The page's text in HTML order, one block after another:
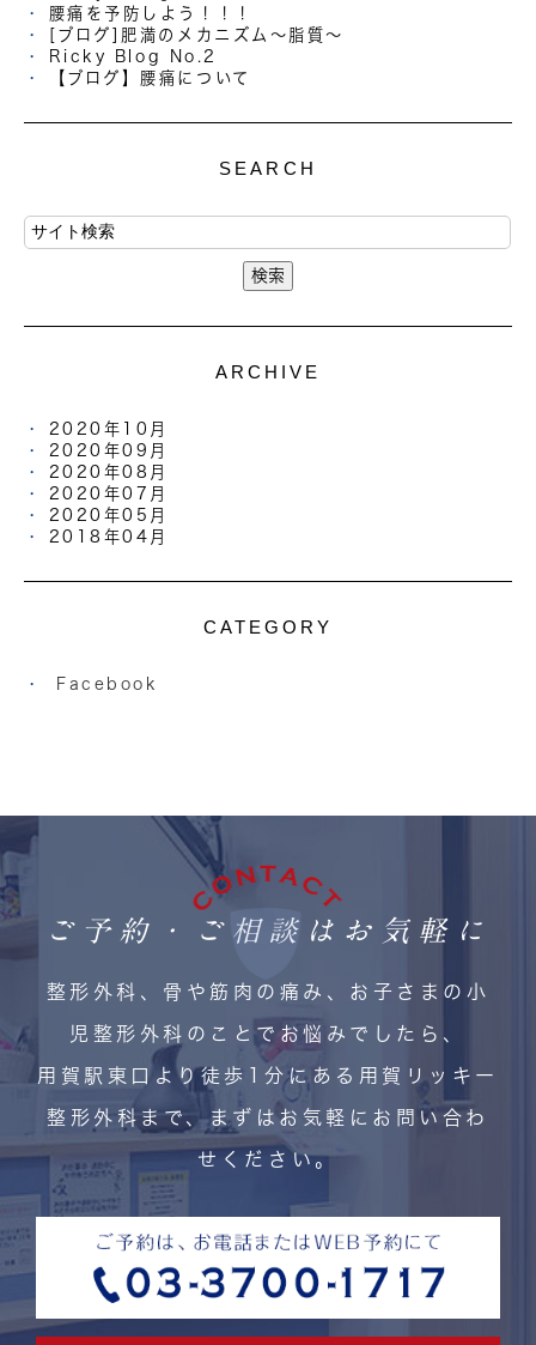
腰痛を予防しよう！！！
[ブログ]肥満のメカニズム～脂質～
Ricky Blog No.2
【ブログ】腰痛について
SEARCH
ARCHIVE
2020年10月
2020年09月
2020年08月
2020年07月
2020年05月
2018年04月
CATEGORY
Facebook
ご予約・ご相談はお気軽に
整形外科、骨や筋肉の痛み、お子さまの小
児整形外科のことでお悩みでしたら、
用賀駅東口より徒歩1分にある用賀リッキー
整形外科まで、まずはお気軽にお問い合わ
せください。